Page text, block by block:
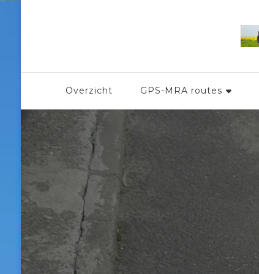
Overzicht GPS-MRA routes